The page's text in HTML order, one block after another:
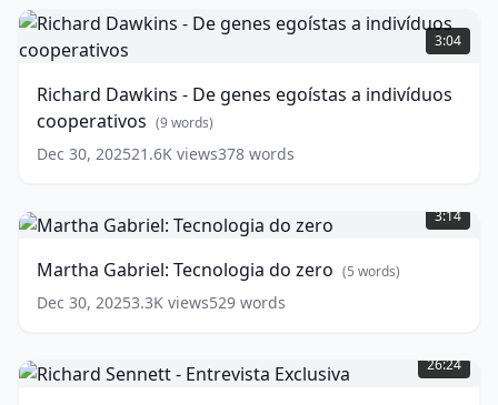
Richard
Dawkins
-
genes
egoístas
a
indivíduos
words)
3:04
Richard Dawkins - De genes egoístas a indivíduos
cooperativos (9words)
Dec 30, 202521.6K views378 words
Gabriel:
Tecnologia
zero (5
words)
3:14
Martha Gabriel: Tecnologia do zero (5 words)
Dec 30, 20253.3K views529 words
Sennett
-
26:24